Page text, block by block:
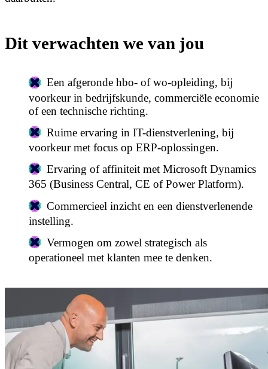
Dit verwachten we van jou
Een afgeronde hbo- of wo-opleiding, bij
voorkeur in bedrijfskunde, commerciële economie
of een technische richting.
Ruime ervaring in IT-dienstverlening, bij
voorkeur met focus op ERP-oplossingen.
Ervaring of affiniteit met Microsoft Dynamics
365 (Business Central, CE of Power Platform).
Commercieel inzicht en een dienstverlenende
instelling.
Vermogen om zowel strategisch als
operationeel met klanten mee te denken.